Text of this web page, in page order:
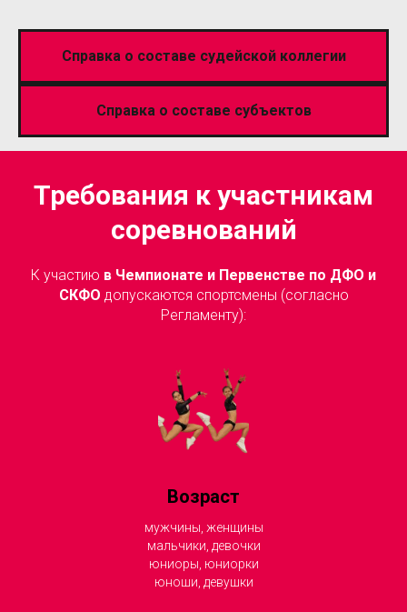
Справка о составе судейской коллегии
Справка о составе субъектов
Требования к участникам
соревнований
К участию в Чемпионате и Первенстве по ДФО и
СКФО допускаются спортсмены (согласно
Регламенту):
Возраст
мужчины, женщины
мальчики, девочки
юниоры, юниорки
юноши, девушки